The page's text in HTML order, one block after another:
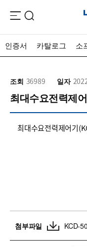
인증서 카탈로그 소
조회 36989 일자
최대수요전력제
최대수요전력제어기
첨부파일 KCD-